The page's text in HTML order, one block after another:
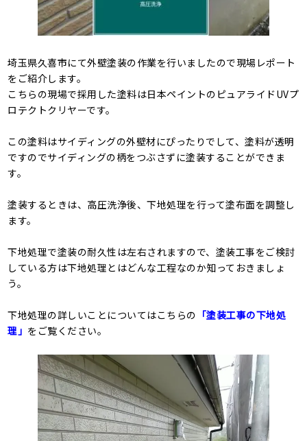
埼玉県久喜市にて外壁塗装の作業を行いましたので現場レポート
をご紹介します。
こちらの現場で採用した塗料は日本ペイントのピュアライドUVプ
ロテクトクリヤーです。
この塗料はサイディングの外壁材にぴったりでして、塗料が透明
ですのでサイディングの柄をつぶさずに塗装することができま
す。
塗装するときは、高圧洗浄後、下地処理を行って塗布面を調整し
ます。
下地処理で塗装の耐久性は左右されますので、塗装工事をご検討
している方は下地処理とはどんな工程なのか知っておきましょ
う。
下地処理の詳しいことについてはこちらの 「塗装工事の下地処
理」 をご覧ください。